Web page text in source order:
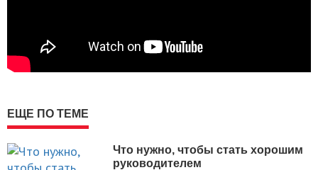
ЕЩЕ ПО ТЕМЕ
Что нужно, чтобы стать хорошим
руководителем